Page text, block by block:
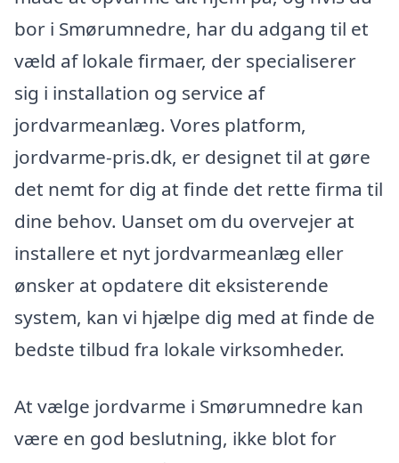
bor i Smørumnedre, har du adgang til et
væld af lokale firmaer, der specialiserer
sig i installation og service af
jordvarmeanlæg. Vores platform,
jordvarme-pris.dk, er designet til at gøre
det nemt for dig at finde det rette firma til
dine behov. Uanset om du overvejer at
installere et nyt jordvarmeanlæg eller
ønsker at opdatere dit eksisterende
system, kan vi hjælpe dig med at finde de
bedste tilbud fra lokale virksomheder.
At vælge jordvarme i Smørumnedre kan
være en god beslutning, ikke blot for